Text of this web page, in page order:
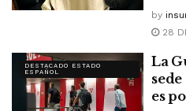
by
28
DESTACADO ESTADO
ESPAÑOL
La
es